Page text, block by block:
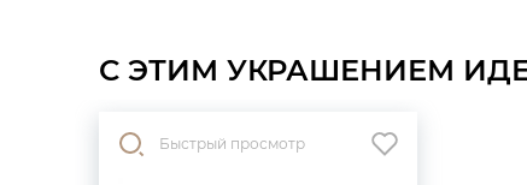
С ЭТИМ УКРАШЕНИЕМ
Быстрый просмотр